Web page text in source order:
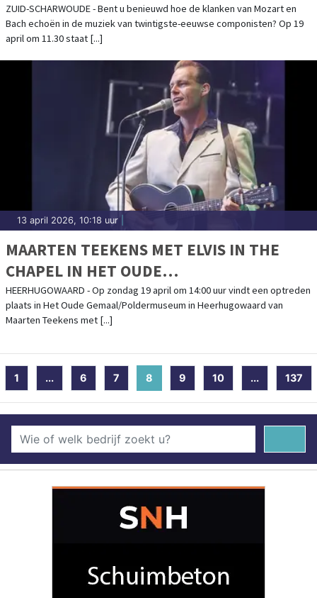
ZUID-SCHARWOUDE - Bent u benieuwd hoe de klanken van Mozart en
Bach echoën in de muziek van twintigste-eeuwse componisten? Op 19
april om 11.30 staat [...]
13 april 2026, 10:18 uur
MAARTEN TEEKENS MET ELVIS IN THE
CHAPEL IN HET OUDE
GEMAAL/POLDERMUSEUM
HEERHUGOWAARD - Op zondag 19 april om 14:00 uur vindt een optreden
plaats in Het Oude Gemaal/Poldermuseum in Heerhugowaard van
Maarten Teekens met [...]
1 ... 6 7 8 (current)
9 10 ... 137